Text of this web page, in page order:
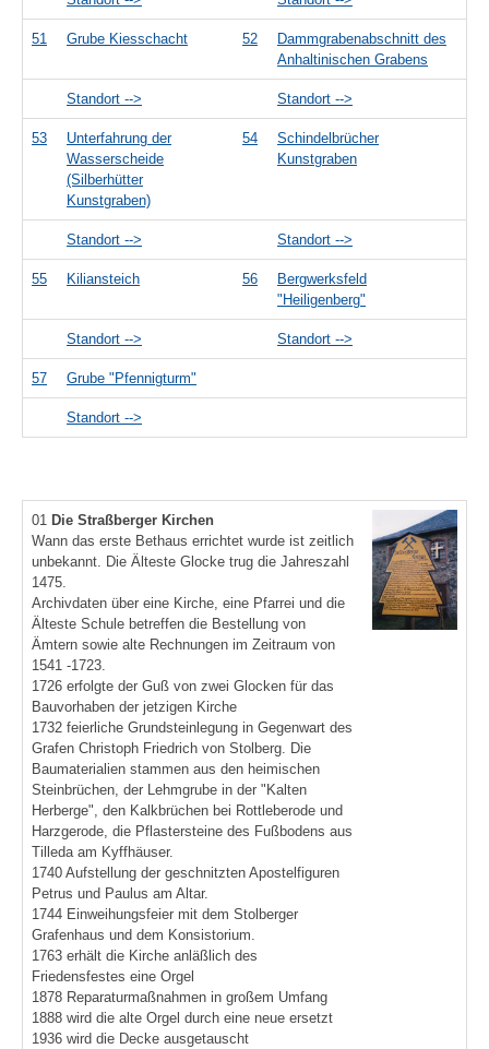
51 Grube Kiesschacht 52
Dammgrabenabschnitt des
Anhaltinischen Grabens
Standort --> Standort -->
53
Unterfahrung der
Wasserscheide
(Silberhütter
Kunstgraben)
54
Schindelbrücher
Kunstgraben
Standort --> Standort -->
55 Kiliansteich 56
Bergwerksfeld
"Heiligenberg"
Standort --> Standort -->
57 Grube "Pfennigturm"
Standort -->
01 Die Straßberger Kirchen
Wann das erste Bethaus errichtet wurde ist zeitlich
unbekannt. Die Älteste Glocke trug die Jahreszahl
1475.
Archivdaten über eine Kirche, eine Pfarrei und die
Älteste Schule betreffen die Bestellung von
Ämtern sowie alte Rechnungen im Zeitraum von
1541 -1723.
1726 erfolgte der Guß von zwei Glocken für das
Bauvorhaben der jetzigen Kirche
1732 feierliche Grundsteinlegung in Gegenwart des
Grafen Christoph Friedrich von Stolberg. Die
Baumaterialien stammen aus den heimischen
Steinbrüchen, der Lehmgrube in der "Kalten
Herberge", den Kalkbrüchen bei Rottleberode und
Harzgerode, die Pflastersteine des Fußbodens aus
Tilleda am Kyffhäuser.
1740 Aufstellung der geschnitzten Apostelfiguren
Petrus und Paulus am Altar.
1744 Einweihungsfeier mit dem Stolberger
Grafenhaus und dem Konsistorium.
1763 erhält die Kirche anläßlich des
Friedensfestes eine Orgel
1878 Reparaturmaßnahmen in großem Umfang
1888 wird die alte Orgel durch eine neue ersetzt
1936 wird die Decke ausgetauscht